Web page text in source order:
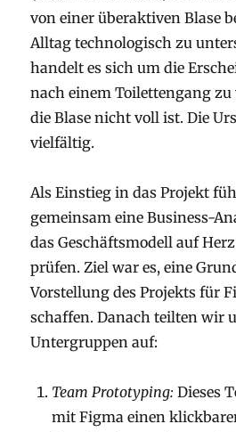
von einer überaktiven Blase
Alltag technologisch zu
handelt es sich um die
nach einem Toilettengang
die Blase nicht voll ist. Die
vielfältig.
Als Einstieg in das Projekt
gemeinsam eine Business-
das Geschäftsmodell auf
prüfen. Ziel war es, eine
Vorstellung des Projekts für
schaffen. Danach teilten wir
Untergruppen auf:
Team Prototyping: Dieses
mit Figma einen